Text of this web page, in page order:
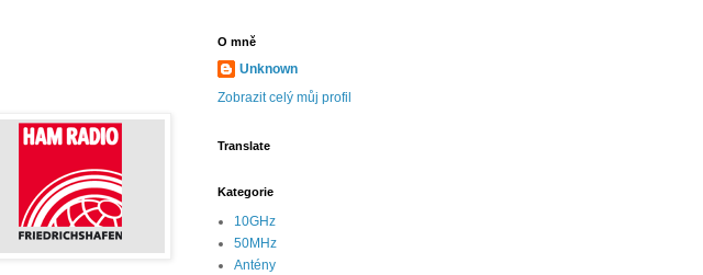
O mně
Unknown
Zobrazit celý můj profil
Translate
Kategorie
10GHz
50MHz
Antény